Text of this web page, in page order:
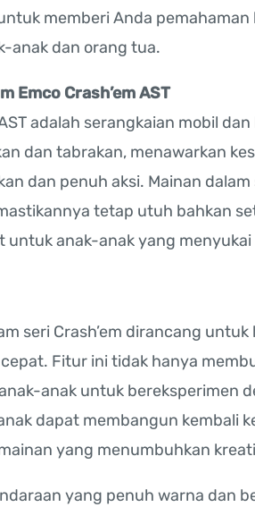
memberi Anda
anak dan orang tua.
Emco Crash’em AST
AST adalah serangkaian mobil
dan tabrakan, menawarkan
dan penuh aksi. Mainan
tetap utuh bahkan
untuk anak-anak yang
seri Crash’em dirancang
Fitur ini tidak hanya
anak untuk bereksperimen
dapat membangun kembali
yang menumbuhkan
yang penuh warna dan